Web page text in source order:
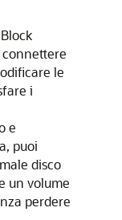
connettere
le
i
e
puoi
disco
un volume
perdere